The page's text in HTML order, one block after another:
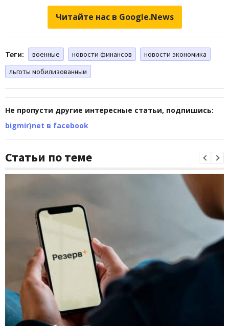
Читайте нас в Google.News
Теги: военные новости финансов
новости экономика
льготы мобилизованным
Не пропусти другие интересные статьи, подпишись:
bigmir)net в facebook
Статьи по теме